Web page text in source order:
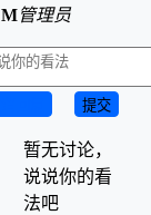
M管理员
提交
暂无讨论，
说说你的看
法吧